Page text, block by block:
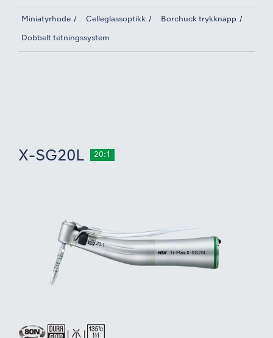
Miniatyrhode Celleglassoptikk Borchuck trykknapp
Dobbelt tetningssystem
X-SG20L 20:1